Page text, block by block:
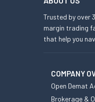
Trusted by over
margin trading
that help you
COMPANY
Open Demat
Brokerage &